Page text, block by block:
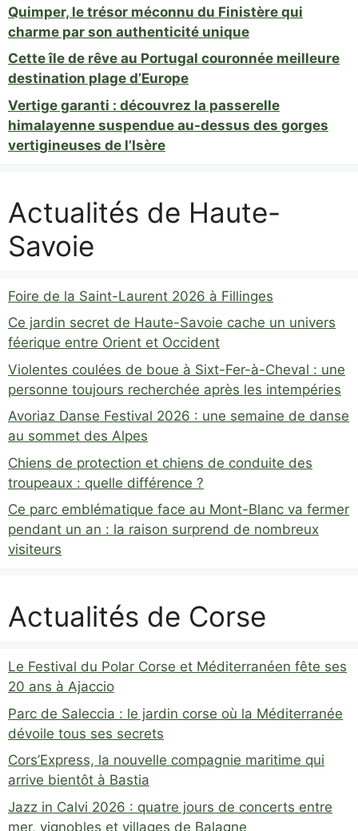
Quimper, le trésor méconnu du Finistère qui
charme par son authenticité unique
Cette île de rêve au Portugal couronnée meilleure
destination plage d’Europe
Vertige garanti : découvrez la passerelle
himalayenne suspendue au-dessus des gorges
vertigineuses de l’Isère
Actualités de Haute-
Savoie
Foire de la Saint-Laurent 2026 à Fillinges
Ce jardin secret de Haute-Savoie cache un univers
féerique entre Orient et Occident
Violentes coulées de boue à Sixt-Fer-à-Cheval : une
personne toujours recherchée après les intempéries
Avoriaz Danse Festival 2026 : une semaine de danse
au sommet des Alpes
Chiens de protection et chiens de conduite des
troupeaux : quelle différence ?
Ce parc emblématique face au Mont-Blanc va fermer
pendant un an : la raison surprend de nombreux
visiteurs
Actualités de Corse
Le Festival du Polar Corse et Méditerranéen fête ses
20 ans à Ajaccio
Parc de Saleccia : le jardin corse où la Méditerranée
dévoile tous ses secrets
Cors’Express, la nouvelle compagnie maritime qui
arrive bientôt à Bastia
Jazz in Calvi 2026 : quatre jours de concerts entre
mer, vignobles et villages de Balagne